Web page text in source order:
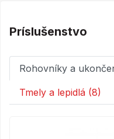
Príslušenstvo
Rohovníky a
Tmely a lepidlá (8)